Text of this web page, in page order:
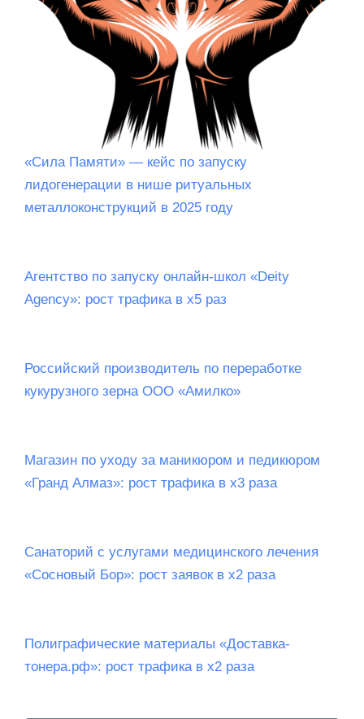
«Сила Памяти» — кейс по запуску
лидогенерации в нише ритуальных
металлоконструкций в 2025 году
Агентство по запуску онлайн-школ «Deity
Agency»: рост трафика в х5 раз
Российский производитель по переработке
кукурузного зерна ООО «Амилко»
Магазин по уходу за маникюром и педикюром
«Гранд Алмаз»: рост трафика в х3 раза
Санаторий c услугами медицинского лечения
«Сосновый Бор»: рост заявок в х2 раза
Полиграфические материалы «Доставка-
тонера.рф»: рост трафика в х2 раза